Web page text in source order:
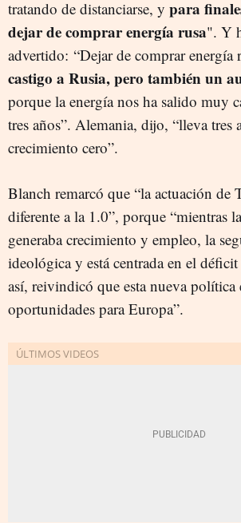
tratando de distanciarse, y para
dejar de comprar energía rusa". Y
advertido: “Dejar de comprar energía
castigo a Rusia, pero también un
porque la energía nos ha salido muy
tres años”. Alemania, dijo, “lleva tres
crecimiento cero”.
Blanch remarcó que “la actuación de
diferente a la 1.0”, porque “mientras
generaba crecimiento y empleo, la
ideológica y está centrada en el
así, reivindicó que esta nueva política
oportunidades para Europa”.